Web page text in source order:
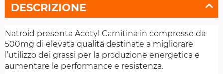
DESCRIZIONE
Natroid presenta Acetyl Carnitina in compresse da
500mg di elevata qualità destinate a migliorare
l’utilizzo dei grassi per la produzione energetica e
aumentare le performance e resistenza.